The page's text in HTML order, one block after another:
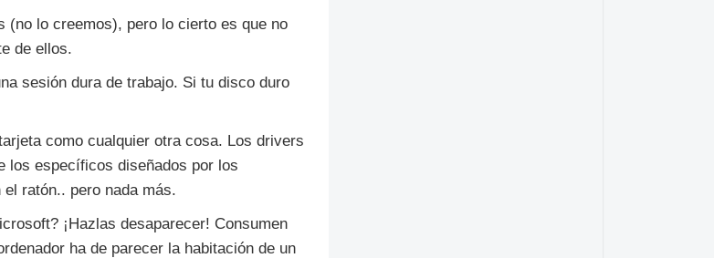
(no lo creemos), pero lo cierto es que no
de ellos.
sesión dura de trabajo. Si tu disco duro
como cualquier otra cosa. Los drivers
los específicos diseñados por los
ratón.. pero nada más.
¡Hazlas desaparecer! Consumen
ha de parecer la habitación de un